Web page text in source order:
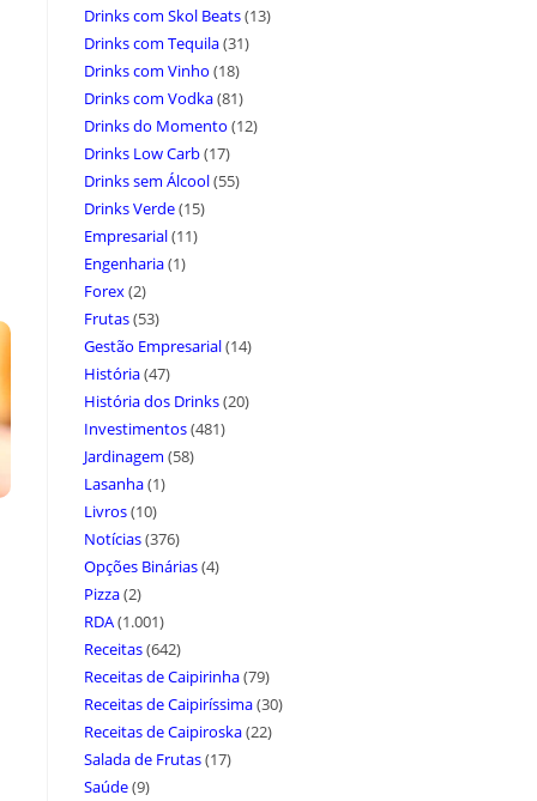
Drinks com Skol Beats(13)
Drinks com Tequila(31)
Drinks com Vinho (18)
Drinks com Vodka(81)
Drinks do Momento (12)
Drinks Low Carb(17)
Drinks sem Álcool(55)
Drinks Verde(15)
Empresarial(11)
Engenharia(1)
Forex(2)
Frutas(53)
Gestão Empresarial(14)
História(47)
História dos Drinks(20)
Investimentos(481)
Jardinagem (58)
Lasanha(1)
Livros(10)
Notícias(376)
Opções Binárias(4)
Pizza(2)
RDA(1.001)
Receitas(642)
Receitas de Caipirinha(79)
Receitas de Caipiríssima(30)
Receitas de Caipiroska(22)
Salada de Frutas(17)
Saúde(9)